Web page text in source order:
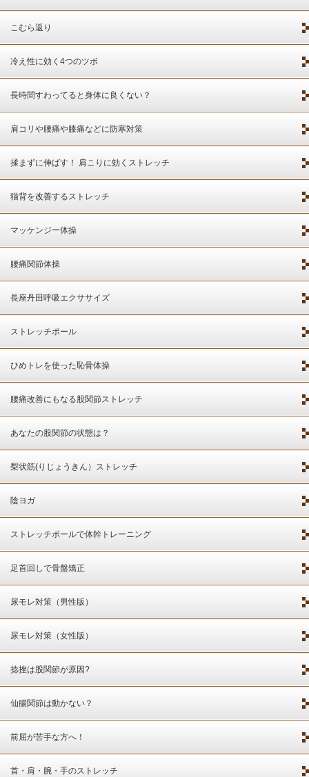
こむら返り
冷え性に効く4つのツボ
長時間すわってると身体に良くない？
肩コリや腰痛や膝痛などに防寒対策
揉まずに伸ばす！ 肩こりに効くストレッチ
猫背を改善するストレッチ
マッケンジー体操
腰痛関節体操
長座丹田呼吸エクササイズ
ストレッチポール
ひめトレを使った恥骨体操
腰痛改善にもなる股関節ストレッチ
あなたの股関節の状態は？
梨状筋(りじょうきん）ストレッチ
陰ヨガ
ストレッチポールで体幹トレーニング
足首回しで骨盤矯正
尿モレ対策（男性版）
尿モレ対策（女性版）
捻挫は股関節が原因?
仙腸関節は動かない？
前屈が苦手な方へ！
首・肩・腕・手のストレッチ